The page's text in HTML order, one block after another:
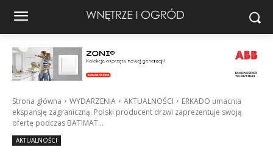
Strona główna WYDARZENIA AKTUALNOŚCI
ERKADO umacnia
ekspansję zagraniczną. Polski producent drzwi zaprezentuje swoją
ofertę podczas BATIMAT...
AKTUALNOŚCI